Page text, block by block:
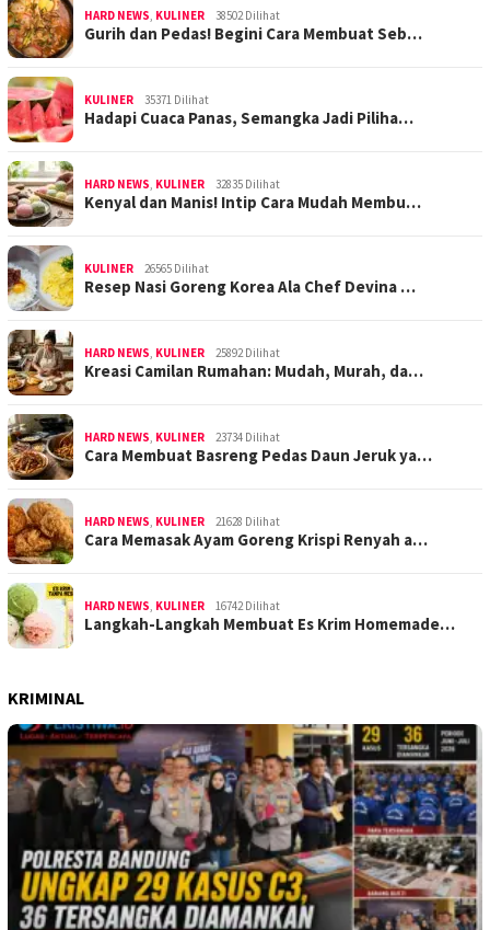
HARD NEWS, KULINER 38502 Dilihat
Gurih dan Pedas! Begini Cara Membuat Seb…
KULINER 35371 Dilihat
Hadapi Cuaca Panas, Semangka Jadi Piliha…
HARD NEWS, KULINER 32835 Dilihat
Kenyal dan Manis! Intip Cara Mudah Membu…
KULINER 26565 Dilihat
Resep Nasi Goreng Korea Ala Chef Devina …
HARD NEWS, KULINER 25892 Dilihat
Kreasi Camilan Rumahan: Mudah, Murah, da…
HARD NEWS, KULINER 23734 Dilihat
Cara Membuat Basreng Pedas Daun Jeruk ya…
HARD NEWS, KULINER 21628 Dilihat
Cara Memasak Ayam Goreng Krispi Renyah a…
HARD NEWS, KULINER 16742 Dilihat
Langkah-Langkah Membuat Es Krim Homemade…
KRIMINAL